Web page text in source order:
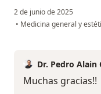
2 de junio de 2025
• Medicina general y
Dr. Pedro Alain
Muchas gracias!!